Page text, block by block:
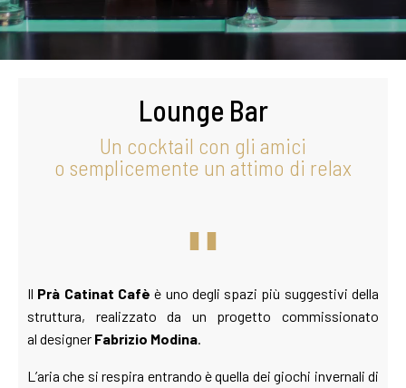
Lounge Bar
Un cocktail con gli amici
o semplicemente un attimo di relax
Il Prà Catinat Cafè è uno degli spazi più suggestivi della
struttura, realizzato da un progetto commissionato
al designer Fabrizio Modina
L’aria che si respira entrando è quella dei giochi invernali di